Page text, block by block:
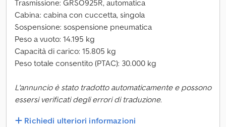
Trasmissione: GRSO925R, automatica
Cabina: cabina con cuccetta, singola
Sospensione: sospensione pneumatica
Peso a vuoto: 14.195 kg
Capacità di carico: 15.805 kg
Peso totale consentito (PTAC): 30.000 kg
L'annuncio è stato tradotto automaticamente e possono
essersi verificati degli errori di traduzione.
Richiedi ulteriori informazioni